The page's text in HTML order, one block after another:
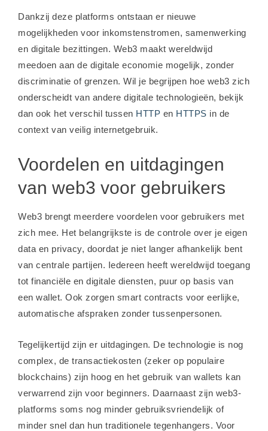
Dankzij deze platforms ontstaan er nieuwe
mogelijkheden voor inkomstenstromen, samenwerking
en digitale bezittingen. Web3 maakt wereldwijd
meedoen aan de digitale economie mogelijk, zonder
discriminatie of grenzen. Wil je begrijpen hoe web3 zich
onderscheidt van andere digitale technologieën, bekijk
dan ook het verschil tussen HTTP en HTTPS in de
context van veilig internetgebruik.
Voordelen en uitdagingen
van web3 voor gebruikers
Web3 brengt meerdere voordelen voor gebruikers met
zich mee. Het belangrijkste is de controle over je eigen
data en privacy, doordat je niet langer afhankelijk bent
van centrale partijen. Iedereen heeft wereldwijd toegang
tot financiële en digitale diensten, puur op basis van
een wallet. Ook zorgen smart contracts voor eerlijke,
automatische afspraken zonder tussenpersonen.
Tegelijkertijd zijn er uitdagingen. De technologie is nog
complex, de transactiekosten (zeker op populaire
blockchains) zijn hoog en het gebruik van wallets kan
verwarrend zijn voor beginners. Daarnaast zijn web3-
platforms soms nog minder gebruiksvriendelijk of
minder snel dan hun traditionele tegenhangers. Voor